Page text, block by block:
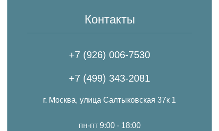
Контакты
+7 (926) 006-7530
+7 (499) 343-2081
г. Москва, улица Салтыковская 37к 1
пн-пт 9:00 - 18:00